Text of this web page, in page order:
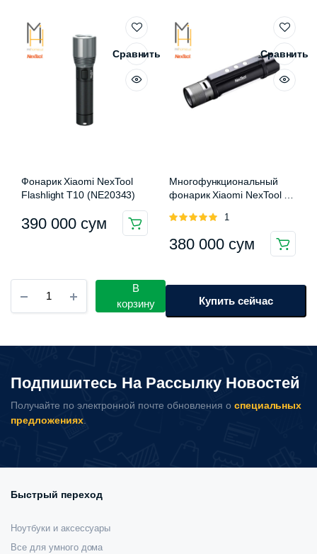
Сравнить
Фонарик Xiaomi NexTool
Flashlight T10 (NE20343)
390 000 сум
Сравнить
Многофункциональный
фонарик Xiaomi NexTool 6
Оценка
1
380 000 сум
Xiaomi
Mijia
количество
В
корзину
Купить сейчас
Подпишитесь На Рассылку Новостей
Получайте по электронной почте обновления о специальных
предложениях.
Быстрый переход
Ноутбуки и аксессуары
Все для умного дома